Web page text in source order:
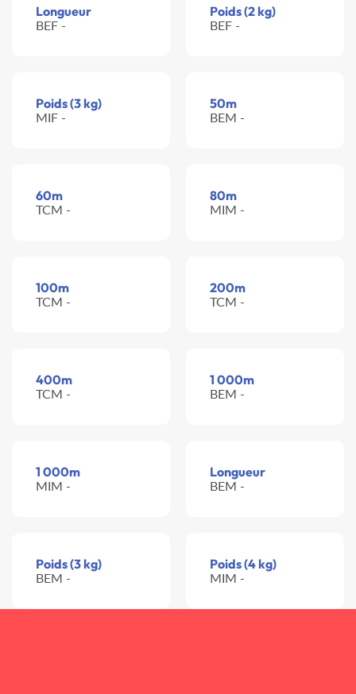
Longueur
BEF -
Poids (2 kg)
BEF -
Poids (3 kg)
MIF -
50m
BEM -
60m
TCM -
80m
MIM -
100m
TCM -
200m
TCM -
400m
TCM -
1 000m
BEM -
1 000m
MIM -
Longueur
BEM -
Poids (3 kg)
BEM -
Poids (4 kg)
MIM -